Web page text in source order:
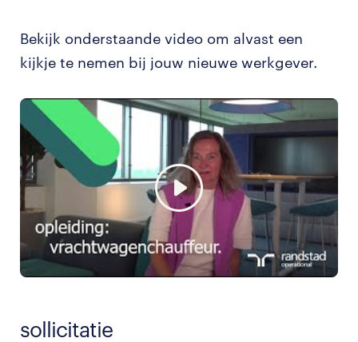
Bekijk onderstaande video om alvast een
kijkje te nemen bij jouw nieuwe werkgever.
sollicitatie